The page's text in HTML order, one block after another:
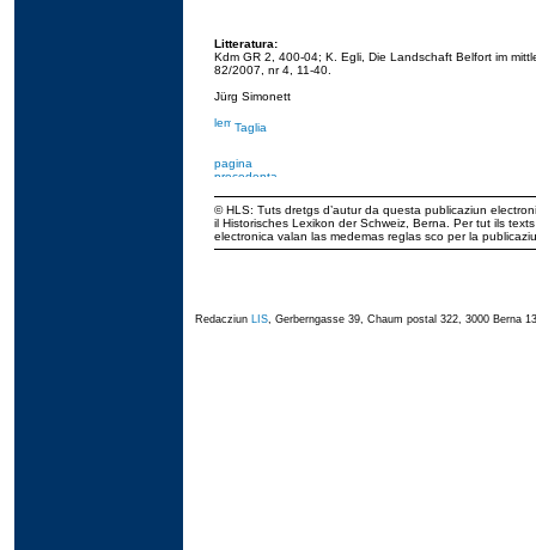
Litteratura:
Kdm GR 2, 400-04; K. Egli, Die Landschaft Belfort im
82/2007, nr 4, 11-40.
Jürg Simonett
Taglia
© HLS: Tuts dretgs d’autur da questa publicaziun
il Historisches Lexikon der Schweiz, Berna. Per tut ils
electronica valan las medemas reglas sco per la
Redacziun LIS, Gerberngasse 39, Chaum postal 322, 3000 Berna